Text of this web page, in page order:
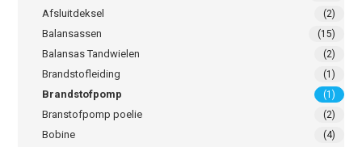
Afsluitdeksel (2)
Balansassen (15)
Balansas Tandwielen (2)
Brandstofleiding (1)
Brandstofpomp (1)
Branstofpomp poelie (2)
Bobine (4)